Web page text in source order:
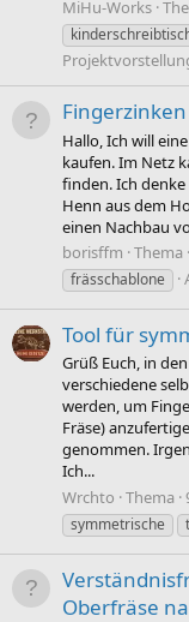
MiHu-Works
Hallo, Ich will
kaufen. Im Netz
finden. Ich denke
Henn aus dem
einen Nachbau
borisffm Thema
frässchablone
Tool für
Grüß Euch, in
verschiedene
werden, um
Fräse)
genommen.
Ich...
Wrchto Thema
symmetrische
Oberfräse